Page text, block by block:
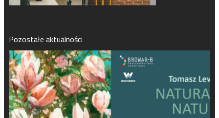
Pozostałe aktualności